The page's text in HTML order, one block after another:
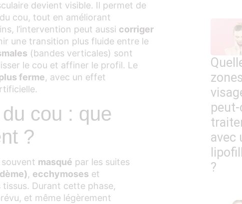
devient visible. Il permet de
cou, tout en améliorant
l’intervention peut aussi corriger
une transition plus fluide entre le
(bandes verticales) sont
le cou et affiner le profil. Le
ferme, avec un effet
cou : que
?
masqué par les suites
, ecchymoses et
Durant cette phase,
et même légèrement
peut-
avec
?